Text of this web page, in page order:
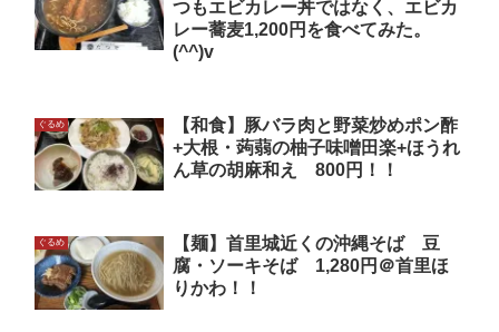
つもエビカレー丼ではなく、エビカ
レー蕎麦1,200円を食べてみた。
(^^)v
ぐるめ
【和食】豚バラ肉と野菜炒めポン酢
+大根・蒟蒻の柚子味噌田楽+ほうれ
ん草の胡麻和え 800円！！
ぐるめ
【麺】首里城近くの沖縄そば 豆
腐・ソーキそば 1,280円＠首里ほ
りかわ！！